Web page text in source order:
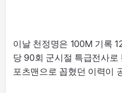
이날 천정명은 100M 기록
당 90회 군시절 특급전사로
포츠맨으로 꼽혔던 이력이